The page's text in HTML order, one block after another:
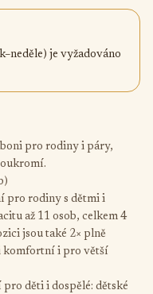
je vyžadováno
pro rodiny i páry,
pro rodiny s dětmi i
až 11 osob, celkem 4
jsou také 2× plně
komfortní i pro větší
děti i dospělé: dětské